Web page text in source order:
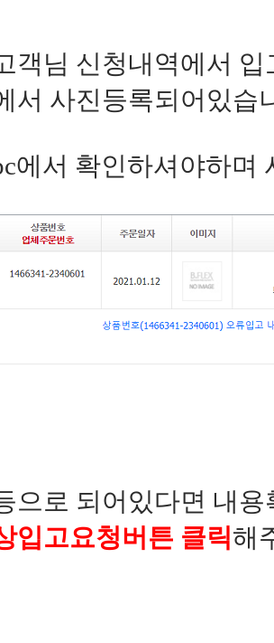
객님신청내역에서
서사진등록되어있습
에서확인하셔야하며
으로되어있다면내
입고요청버튼클릭해